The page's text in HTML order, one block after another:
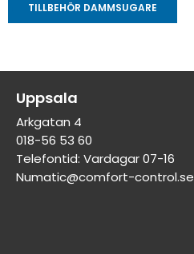
TILLBEHÖR DAMMSUGARE
Uppsala
Arkgatan 4
018-56 53 60
Telefontid: Vardagar 07-16
Numatic@comfort-control.se